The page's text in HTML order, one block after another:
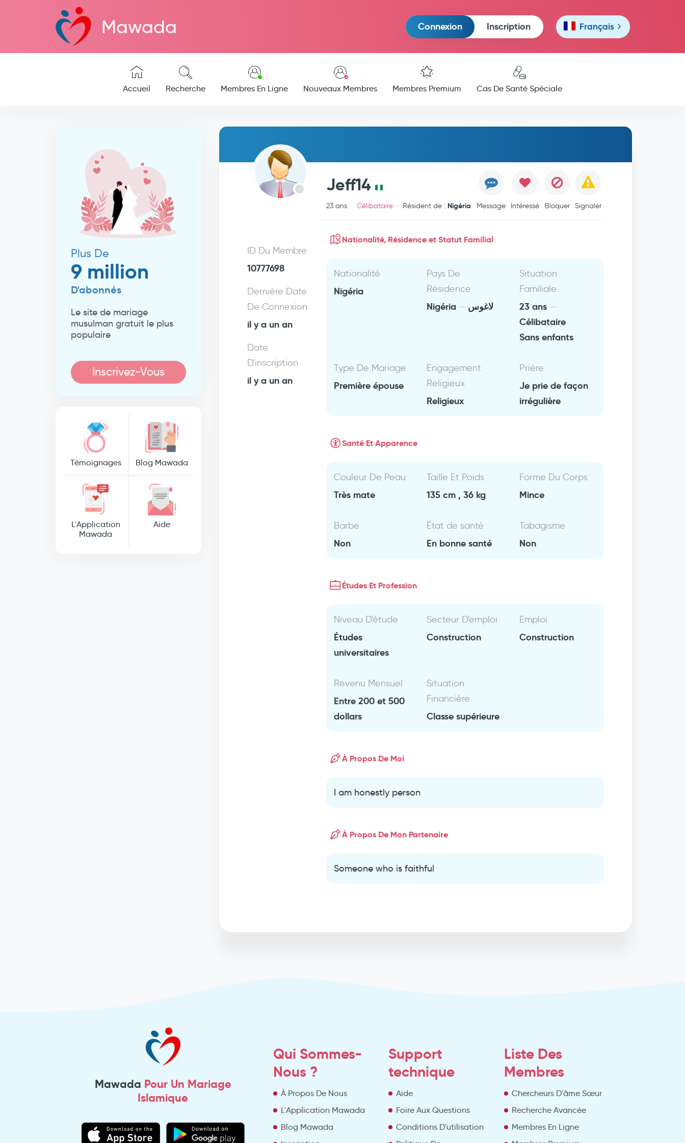
Mawada Connexion Inscription Français
Accueil Recherche Membres En Ligne Nouveaux Membres Membres Premium Cas De Santé Spéciale
Plus De
9 million
D'abonnés
Le site de mariage
musulman gratuit le plus
populaire
Inscrivez-Vous
Témoignages Blog Mawada
L'Application
Mawada
Aide
Jeff14
23 ans Célibataire Résident de : Nigéria Message Intéressé Bloquer Signaler
ID Du Membre
10777698
Dernière Date
De Connexion
il y a un an
Date
D'inscription
il y a un an
Nationalité, Résidence et Statut Familial
Nationalité
Nigéria
Pays De
Résidence
Nigéria لاغوس
Situation
Familiale
23 ans
Célibataire
Sans enfants
Type De Mariage
Première épouse
Engagement
Religieux
Religieux
Prière
Je prie de façon
irrégulière
Santé Et Apparence
Couleur De Peau
Très mate
Taille Et Poids
135 cm , 36 kg
Forme Du Corps
Mince
Barbe
Non
État de santé
En bonne santé
Tabagisme
Non
Études Et Profession
Niveau D'étude
Études
universitaires
Secteur D'emploi
Construction
Emploi
Construction
Revenu Mensuel
Entre 200 et 500
dollars
Situation
Financière
Classe supérieure
À Propos De Moi
I am honestly person
À Propos De Mon Partenaire
Someone who is faithful
Mawada Pour Un Mariage
Islamique
Qui Sommes-
Nous ?
À Propos De Nous
L'Application Mawada
Blog Mawada
Support
technique
Aide
Foire Aux Questions
Conditions D'utilisation
Liste Des
Membres
Chercheurs D'âme Sœur
Recherche Avancée
Membres En Ligne